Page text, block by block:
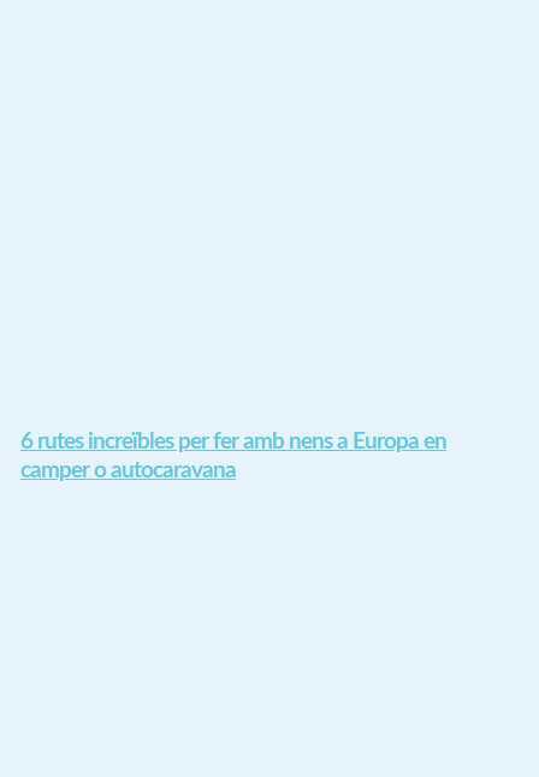
6 rutes increïbles per fer amb nens a Europa en
camper o autocaravana